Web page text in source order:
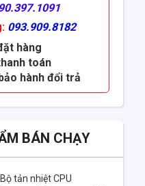
093.909.8182
hàng
toán
hành đổi trả
BÁN CHẠY
Bộ tản nhiệt CPU